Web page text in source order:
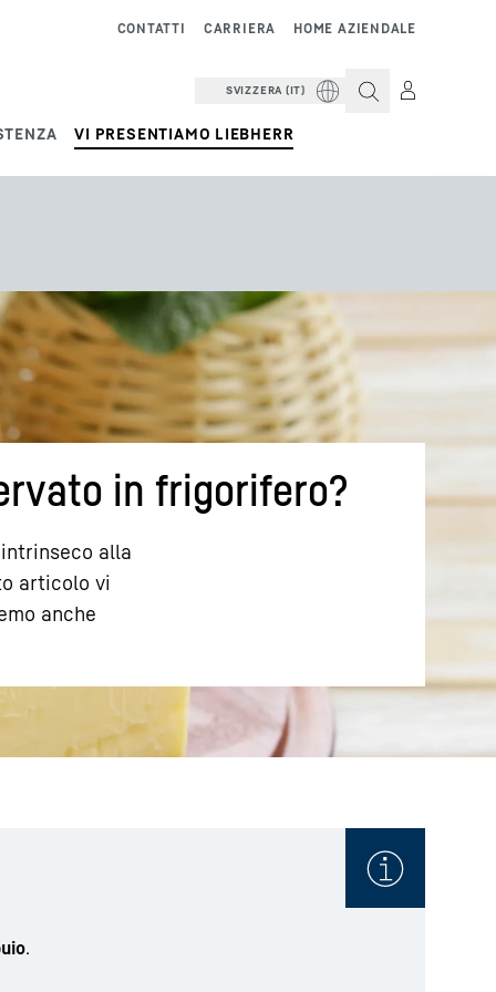
VI PRESENTIAMO LIEBHERR
HOME AZIENDALE
CARRIERA
CONTATTI
SVIZZERA (IT)
in frigorifero?
alla
articolo vi
anche
.